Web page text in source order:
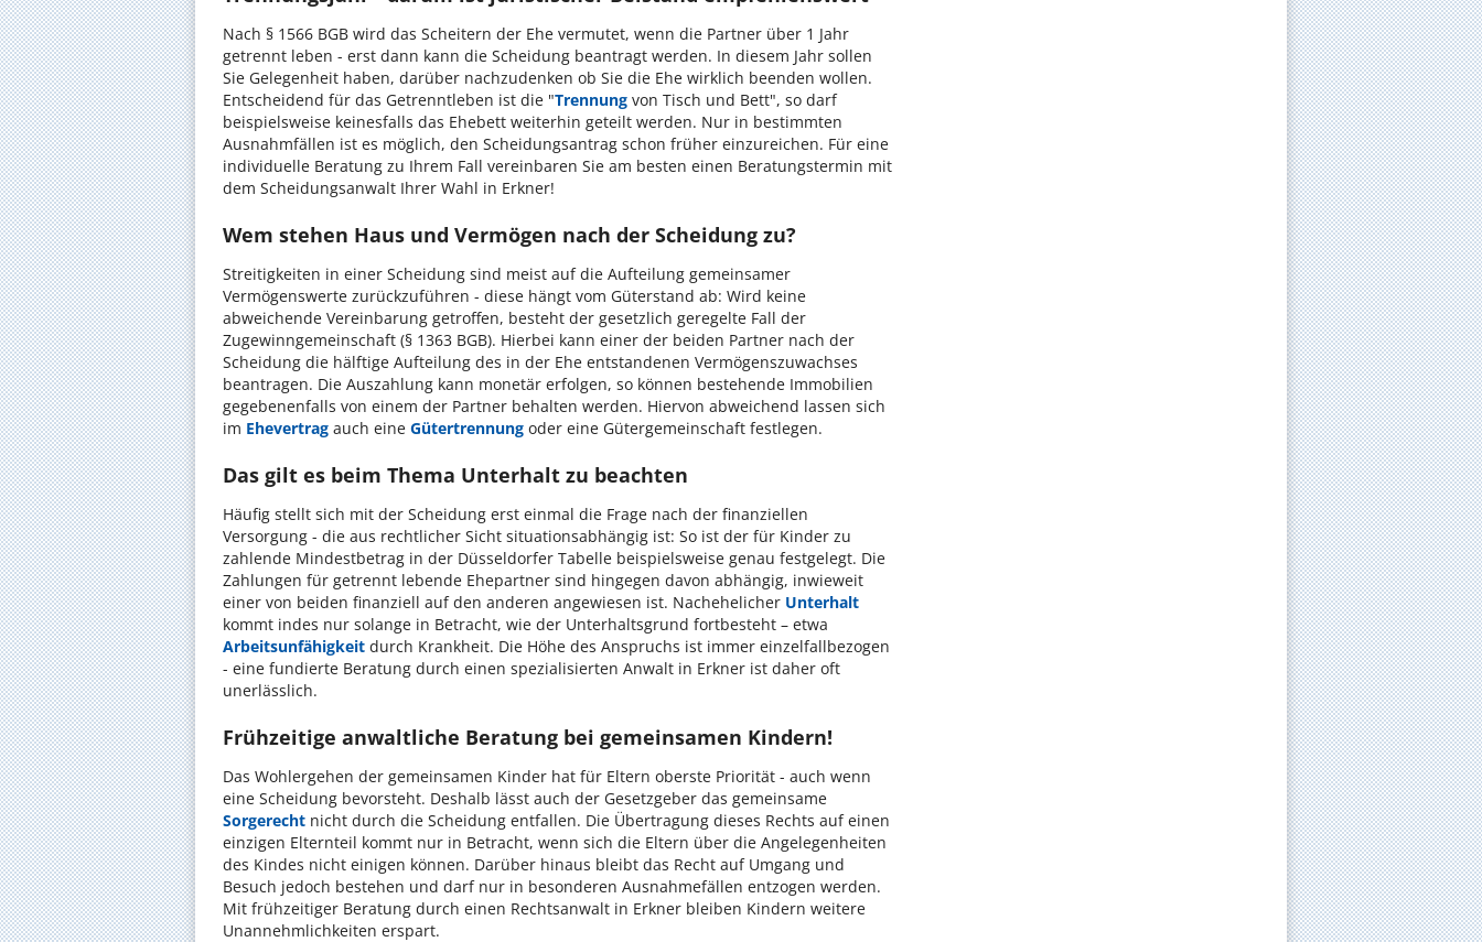
Nach § 1566 BGB wird das Scheitern der Ehe vermutet, wenn die Partner über 1 Jahr
getrennt leben - erst dann kann die Scheidung beantragt werden. In diesem Jahr sollen
Sie Gelegenheit haben, darüber nachzudenken ob Sie die Ehe wirklich beenden wollen.
Entscheidend für das Getrenntleben ist die "Trennung von Tisch und Bett", so darf
beispielsweise keinesfalls das Ehebett weiterhin geteilt werden. Nur in bestimmten
Ausnahmfällen ist es möglich, den Scheidungsantrag schon früher einzureichen. Für eine
individuelle Beratung zu Ihrem Fall vereinbaren Sie am besten einen Beratungstermin mit
dem Scheidungsanwalt Ihrer Wahl in Erkner!
Wem stehen Haus und Vermögen nach der Scheidung zu?
Streitigkeiten in einer Scheidung sind meist auf die Aufteilung gemeinsamer
Vermögenswerte zurückzuführen - diese hängt vom Güterstand ab: Wird keine
abweichende Vereinbarung getroffen, besteht der gesetzlich geregelte Fall der
Zugewinngemeinschaft (§ 1363 BGB). Hierbei kann einer der beiden Partner nach der
Scheidung die hälftige Aufteilung des in der Ehe entstandenen Vermögenszuwachses
beantragen. Die Auszahlung kann monetär erfolgen, so können bestehende Immobilien
gegebenenfalls von einem der Partner behalten werden. Hiervon abweichend lassen sich
im Ehevertrag auch eine Gütertrennung oder eine Gütergemeinschaft festlegen.
Das gilt es beim Thema Unterhalt zu beachten
Häufig stellt sich mit der Scheidung erst einmal die Frage nach der finanziellen
Versorgung - die aus rechtlicher Sicht situationsabhängig ist: So ist der für Kinder zu
zahlende Mindestbetrag in der Düsseldorfer Tabelle beispielsweise genau festgelegt. Die
Zahlungen für getrennt lebende Ehepartner sind hingegen davon abhängig, inwieweit
einer von beiden finanziell auf den anderen angewiesen ist. Nachehelicher Unterhalt
kommt indes nur solange in Betracht, wie der Unterhaltsgrund fortbesteht – etwa
Arbeitsunfähigkeit durch Krankheit. Die Höhe des Anspruchs ist immer einzelfallbezogen
- eine fundierte Beratung durch einen spezialisierten Anwalt in Erkner ist daher oft
unerlässlich.
Frühzeitige anwaltliche Beratung bei gemeinsamen Kindern!
Das Wohlergehen der gemeinsamen Kinder hat für Eltern oberste Priorität - auch wenn
eine Scheidung bevorsteht. Deshalb lässt auch der Gesetzgeber das gemeinsame
Sorgerecht nicht durch die Scheidung entfallen. Die Übertragung dieses Rechts auf einen
einzigen Elternteil kommt nur in Betracht, wenn sich die Eltern über die Angelegenheiten
des Kindes nicht einigen können. Darüber hinaus bleibt das Recht auf Umgang und
Besuch jedoch bestehen und darf nur in besonderen Ausnahmefällen entzogen werden.
Mit frühzeitiger Beratung durch einen Rechtsanwalt in Erkner bleiben Kindern weitere
Unannehmlichkeiten erspart.